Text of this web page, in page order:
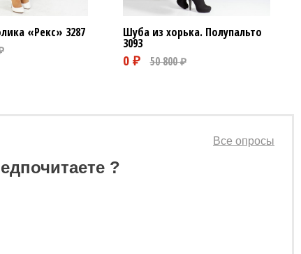
«Рекс» 3287 Шуба из хорька. Полупальто
3093
?
Все опросы